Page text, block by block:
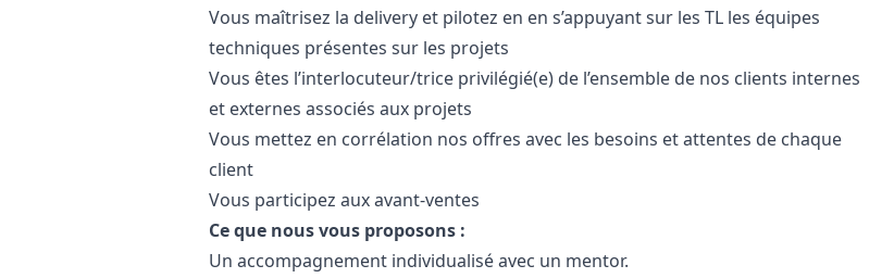
Vous maîtrisez la delivery et pilotez en en s’appuyant sur les TL les équipes
techniques présentes sur les projets
Vous êtes l’interlocuteur/trice privilégié(e) de l’ensemble de nos clients internes
et externes associés aux projets
Vous mettez en corrélation nos offres avec les besoins et attentes de chaque
client
Vous participez aux avant-ventes
Ce que nous vous proposons :
Un accompagnement individualisé avec un mentor.